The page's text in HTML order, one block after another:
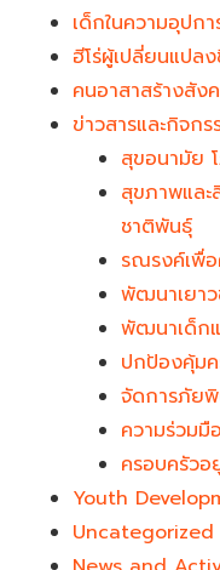
เด็กในความอุปก
ฮีโร่ผู้เปลี่ยนแปล
คนอาสาสร้างสัง
ข่าวสารและกิจกร
สุขอนามัย
สุขภาพและ
ชาติพันธุ์
รณรงค์เพื่
พัฒนาเยา
พัฒนาเด็กแ
ปกป้องคุ้ม
จัดการภัย
ความร่วม
ครอบครัว
Youth
Uncategorized